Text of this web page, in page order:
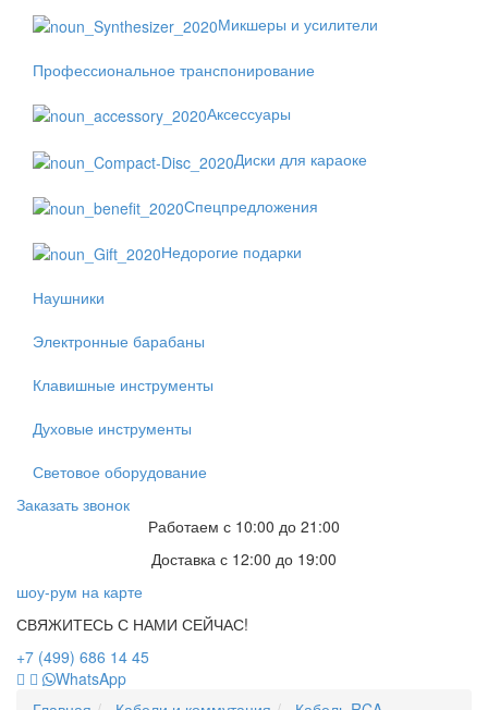
Микшеры и усилители
Профессиональное транспонирование
Аксессуары
Диски для караоке
Спецпредложения
Недорогие подарки
Наушники
Электронные барабаны
Клавишные инструменты
Духовые инструменты
Световое оборудование
Заказать звонок
Работаем с 10:00 до 21:00
Доставка с 12:00 до 19:00
шоу-рум на карте
СВЯЖИТЕСЬ С НАМИ СЕЙЧАС!
+7 (499) 686 14 45
WhatsApp